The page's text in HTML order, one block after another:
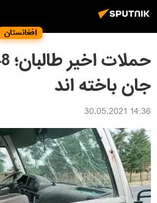
افغانستان
جان باخته اند
14:36 30.05.2021